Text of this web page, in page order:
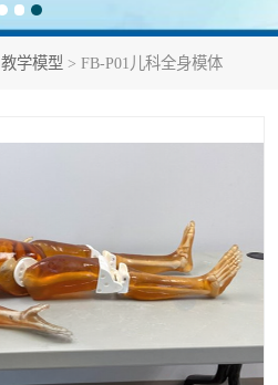
教学模型 > FB-P01儿科全身模体
声功率计